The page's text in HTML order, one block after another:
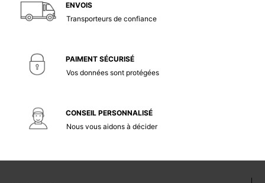
ENVOIS
Transporteurs de confiance
PAIMENT SÉCURISÉ
Vos données sont protégées
CONSEIL PERSONNALISÉ
Nous vous aidons à décider